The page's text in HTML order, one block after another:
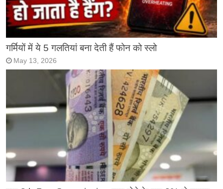
गर्मियों में ये 5 गलतियां बना देती हैं फोन को स्लो
May 13, 2026